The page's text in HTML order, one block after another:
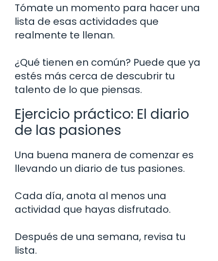
Tómate un momento para hacer una
lista de esas actividades que
realmente te llenan.
¿Qué tienen en común? Puede que ya
estés más cerca de descubrir tu
talento de lo que piensas.
Ejercicio práctico: El diario
de las pasiones
Una buena manera de comenzar es
llevando un diario de tus pasiones.
Cada día, anota al menos una
actividad que hayas disfrutado.
Después de una semana, revisa tu
lista.